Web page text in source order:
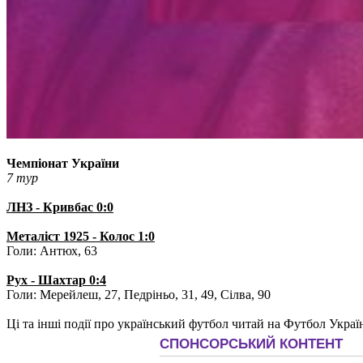
Чемпіонат України
7 тур
ЛНЗ - Кривбас 0:0
Металіст 1925 - Колос 1:0
Голи: Антюх, 63
Рух - Шахтар 0:4
Голи: Мерейлеш, 27, Педріньо, 31, 49, Сілва, 90
Ці та інші події про український футбол читай на Футбол